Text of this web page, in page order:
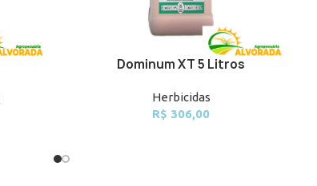
ADD TO CARTDominum XT 5 Litros
Herbicidas
R$ 306,00